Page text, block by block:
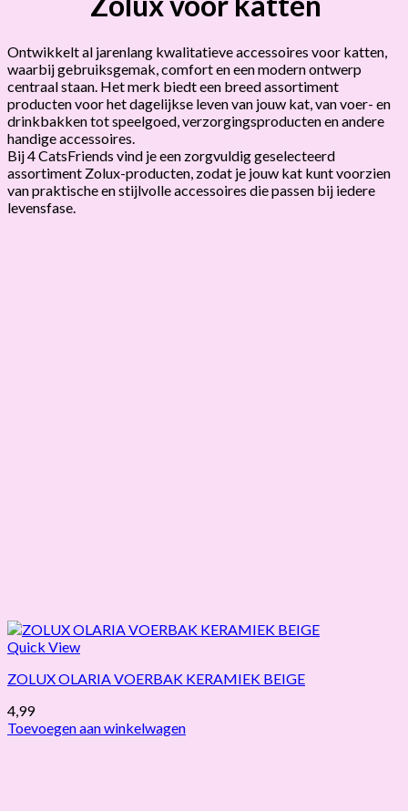
Ontwikkelt al jarenlang kwalitatieve accessoires voor katten,
waarbij gebruiksgemak, comfort en een modern ontwerp
centraal staan. Het merk biedt een breed assortiment
producten voor het dagelijkse leven van jouw kat, van voer- en
drinkbakken tot speelgoed, verzorgingsproducten en andere
handige accessoires.
Bij 4 CatsFriends vind je een zorgvuldig geselecteerd
assortiment Zolux-producten, zodat je jouw kat kunt voorzien
van praktische en stijlvolle accessoires die passen bij iedere
levensfase.
Quick View
ZOLUX OLARIA VOERBAK KERAMIEK BEIGE
4,99
Toevoegen aan winkelwagen